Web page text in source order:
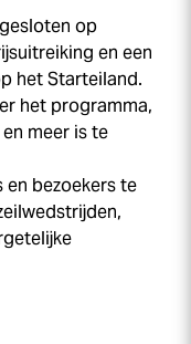
op
en een
het Starteiland.
het programma,
meer is te
en bezoekers te